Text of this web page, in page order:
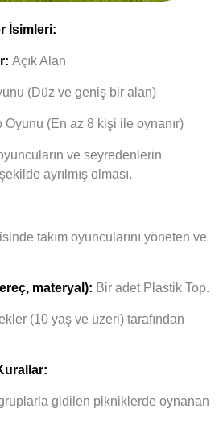
İsimleri:
Açık Alan
(Düz ve geniş bir alan)
Oyunu (En az 8 kişi ile oynanır)
ve seyredenlerin
ayrılmış olması.
takım oyuncularını yöneten ve
materyal): Bir adet Plastik Top.
(10 yaş ve üzeri) tarafından
gidilen pikniklerde oynanan